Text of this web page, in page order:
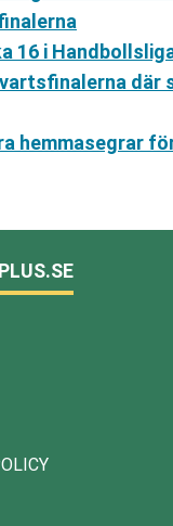
16 i
där
hemmasegrar